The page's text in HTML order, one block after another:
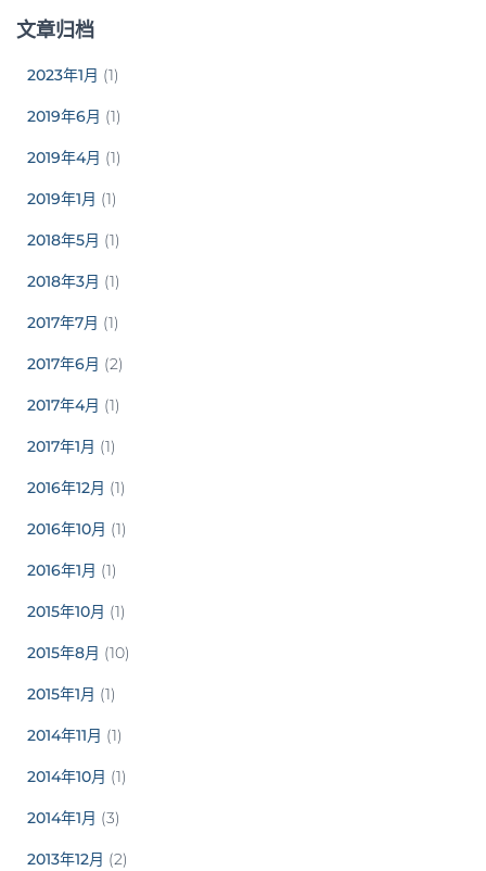
文章归档
2023年1月 (1)
2019年6月 (1)
2019年4月 (1)
2019年1月 (1)
2018年5月 (1)
2018年3月 (1)
2017年7月 (1)
2017年6月 (2)
2017年4月 (1)
2017年1月 (1)
2016年12月 (1)
2016年10月 (1)
2016年1月 (1)
2015年10月 (1)
2015年8月 (10)
2015年1月 (1)
2014年11月 (1)
2014年10月 (1)
2014年1月 (3)
2013年12月 (2)